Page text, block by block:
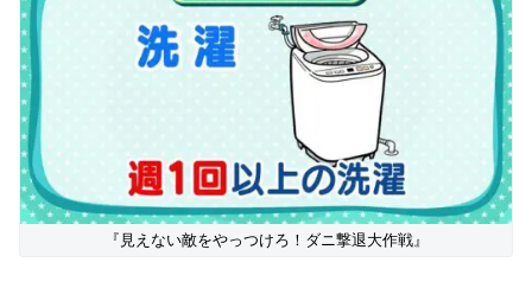
『見えない敵をやっつけろ！ダニ撃退大作戦』